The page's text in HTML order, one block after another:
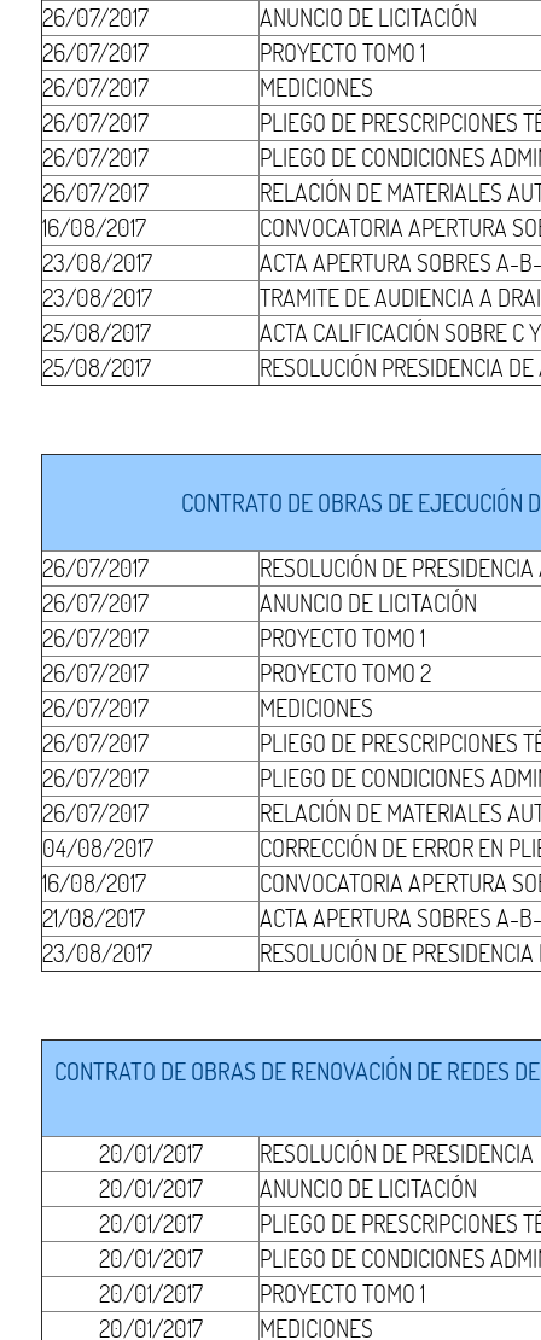
26/07/2017
ANUNCIO DE LICITACIÓN
26/07/2017
PROYECTO TOMO 1
26/07/2017
MEDICIONES
26/07/2017
PLIEGO DE PRESCRIPCIONES
26/07/2017
PLIEGO DE CONDICIONES
26/07/2017
RELACIÓN DE MATERIALES
16/08/2017
CONVOCATORIA APERTURA
23/08/2017
ACTA APERTURA SOBRES A-
23/08/2017
TRAMITE DE AUDIENCIA A
25/08/2017
ACTA CALIFICACIÓN SOBRE C
25/08/2017
RESOLUCIÓN PRESIDENCIA
CONTRATO DE OBRAS DE
26/07/2017
RESOLUCIÓN DE
26/07/2017
ANUNCIO DE LICITACIÓN
26/07/2017
PROYECTO TOMO 1
26/07/2017
PROYECTO TOMO 2
26/07/2017
MEDICIONES
26/07/2017
PLIEGO DE PRESCRIPCIONES
26/07/2017
PLIEGO DE CONDICIONES
26/07/2017
RELACIÓN DE MATERIALES
04/08/2017
CORRECCIÓN DE ERROR EN
16/08/2017
CONVOCATORIA APERTURA
21/08/2017
ACTA APERTURA SOBRES A-
23/08/2017
RESOLUCIÓN DE
CONTRATO DE OBRAS DE RENOVACIÓN DE REDES
20/01/2017
RESOLUCIÓN DE PRESIDENCIA
20/01/2017
ANUNCIO DE LICITACIÓN
20/01/2017
PLIEGO DE PRESCRIPCIONES
20/01/2017
PLIEGO DE CONDICIONES
20/01/2017
PROYECTO TOMO 1
20/01/2017
MEDICIONES